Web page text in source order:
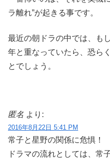
ラ離れ”が起きる事です。
最近の朝ドラの中では、も
年と重なっていたら、恐ら
とでしょう。
匿名 より:
2016年8月22日 5:41 PM
常子と星野の関係に危惧！
ドラマの流れとしては、常